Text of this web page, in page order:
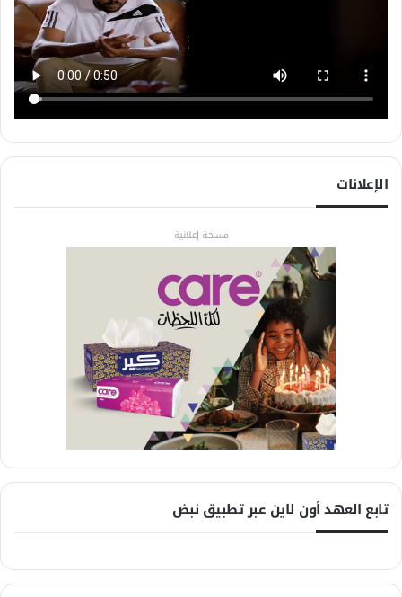
الإعلانات
مساحة إعلانية
تابع العهد أون لاين عبر تطبيق نبض